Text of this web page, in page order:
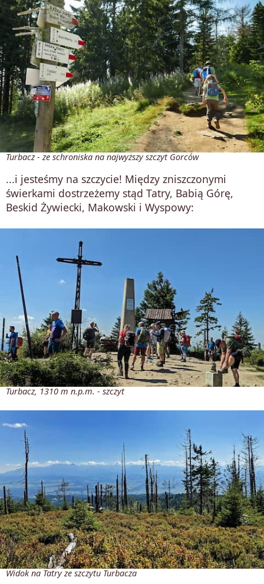
Turbacz - ze schroniska na najwyższy szczyt Gorców
...i jesteśmy na szczycie! Między zniszczonymi
świerkami dostrzeżemy stąd Tatry, Babią Górę,
Beskid Żywiecki, Makowski i Wyspowy:
Turbacz, 1310 m n.p.m. - szczyt
Widok na Tatry ze szczytu Turbacza